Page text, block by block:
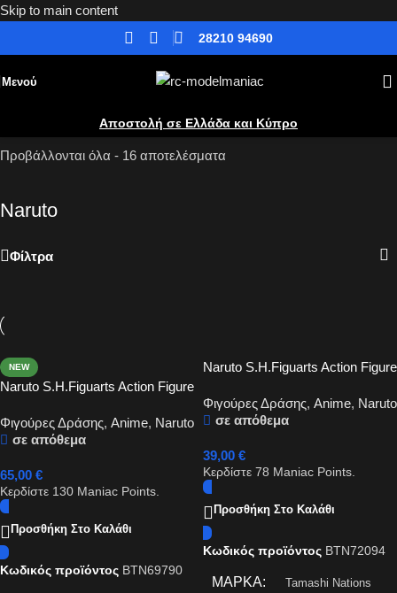
Skip to main content
28210 94690
Μενού
Αποστολή σε Ελλάδα και Κύπρο
Φιγούρες Δράσης»Anime»Naruto
Προβάλλονται όλα - 16 αποτελέσματα
Naruto
Φίλτρα
NEW
Naruto S.H.Figuarts Action Figure
Unite 15cm
Φιγούρες Δράσης, Anime, Naruto
σε απόθεμα
65,00 €
Κερδίστε 130 Maniac Points.
Προσθήκη Στο Καλάθι
Κωδικός προϊόντος BTN69790
Naruto S.H.Figuarts Action Figure
entrusted with Hope 15cm
Φιγούρες Δράσης, Anime, Naruto
σε απόθεμα
39,00 €
Κερδίστε 78 Maniac Points.
Προσθήκη Στο Καλάθι
Κωδικός προϊόντος BTN72094
ΜΆΡΚΑ Tamashi Nations